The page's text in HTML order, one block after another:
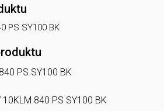
PS SY100 BK
PS SY100 BK
10KLM 840 PS SY100 BK